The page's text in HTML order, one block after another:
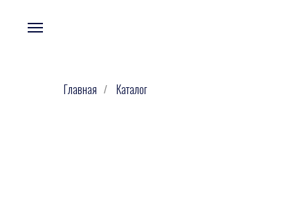
Главная / Каталог